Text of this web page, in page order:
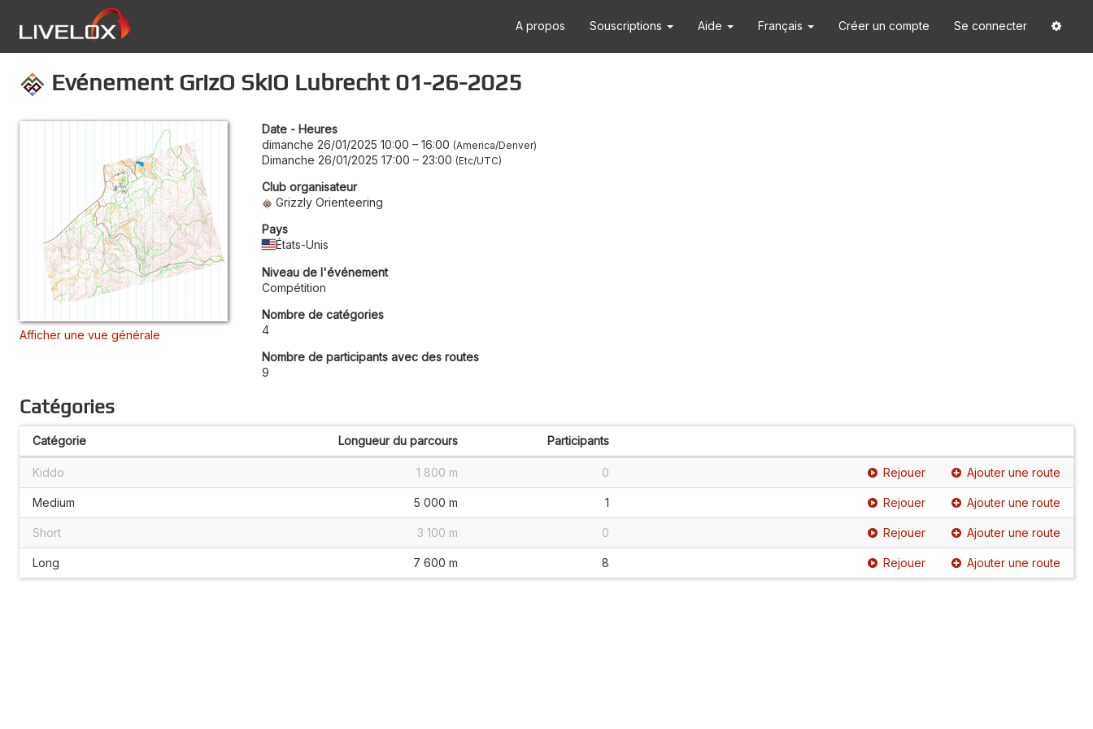
A propos Souscriptions Aide Français Créer un compte Se connecter
Evénement GrizO SkiO Lubrecht 01-26-2025
Afficher une vue générale
Date - Heures
dimanche 26/01/2025 10:00 – 16:00 America/Denver
Dimanche 26/01/2025 17:00 – 23:00 Etc/UTC
Club organisateur
Grizzly Orienteering
Pays
États-Unis
Niveau de l'événement
Compétition
Nombre de catégories
4
Nombre de participants avec des routes
9
Catégories
Catégorie Longueur du parcours Participants
Kiddo 1 800 m 0 Rejouer Ajouter une route
Medium 5 000 m 1 Rejouer Ajouter une route
Short 3 100 m 0 Rejouer Ajouter une route
Long 7 600 m 8 Rejouer Ajouter une route